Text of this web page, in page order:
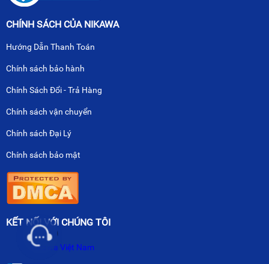
CHÍNH SÁCH CỦA NIKAWA
Hướng Dẫn Thanh Toán
Chính sách bảo hành
Chính Sách Đổi - Trả Hàng
Chính sách vận chuyển
Chính sách Đại Lý
Chính sách bảo mật
KẾT NỐI VỚI CHÚNG TÔI
Nikawa Việt Nam